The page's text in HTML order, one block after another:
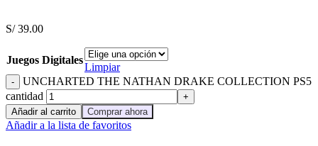
S/39.00
Juegos Digitales
Limpiar
UNCHARTED THE NATHAN DRAKE COLLECTION PS5
cantidad
Añadir al carrito Comprar ahora
Añadir a la lista de favoritos